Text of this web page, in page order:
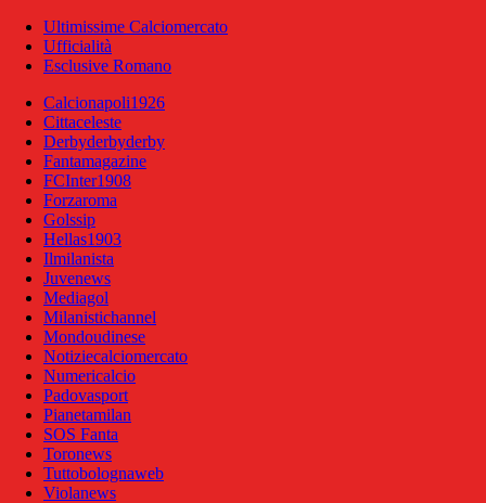
Ultimissime Calciomercato
Ufficialità
Esclusive Romano
Calcionapoli1926
Cittaceleste
Derbyderbyderby
Fantamagazine
FCInter1908
Forzaroma
Golssip
Hellas1903
Ilmilanista
Juvenews
Mediagol
Milanistichannel
Mondoudinese
Notiziecalciomercato
Numericalcio
Padovasport
Pianetamilan
SOS Fanta
Toronews
Tuttobolognaweb
Violanews